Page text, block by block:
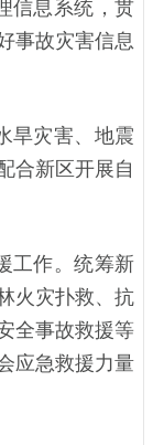
信息系统，贯
事故灾害信息
旱灾害、地震
合新区开展自
工作。统筹新
火灾扑救、抗
全事故救援等
应急救援力量